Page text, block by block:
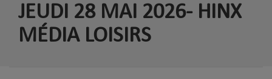
JEUDI 28 MAI 2026- HINX
MÉDIA LOISIRS